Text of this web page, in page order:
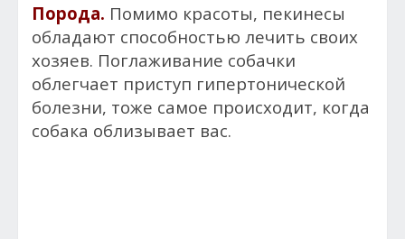
Порода. Помимо красоты, пекинесы
обладают способностью лечить своих
хозяев. Поглаживание собачки
облегчает приступ гипертонической
болезни, тоже самое происходит, когда
собака облизывает вас.